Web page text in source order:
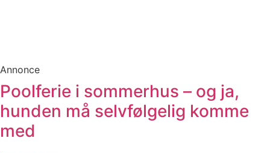
Annonce
Poolferie i sommerhus – og ja,
hunden må selvfølgelig komme
med